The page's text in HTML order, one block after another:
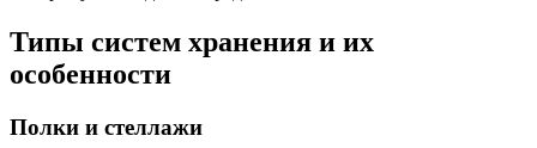
Типы систем хранения и их
особенности
Полки и стеллажи